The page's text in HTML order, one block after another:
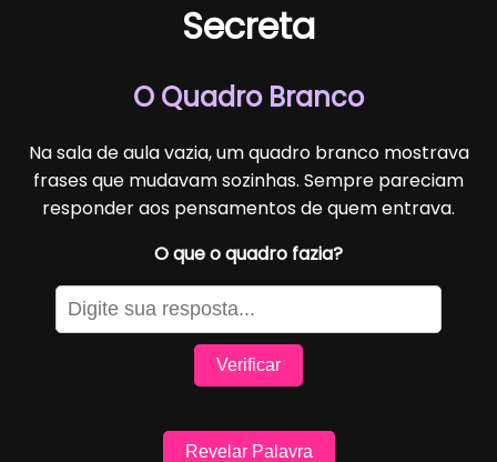
Secreta
O Quadro Branco
Na sala de aula vazia, um quadro branco mostrava
frases que mudavam sozinhas. Sempre pareciam
responder aos pensamentos de quem entrava.
O que o quadro fazia?
Verificar
Revelar Palavra